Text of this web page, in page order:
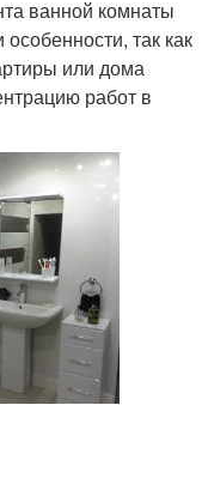
ванной комнаты
так как
или дома
работ в